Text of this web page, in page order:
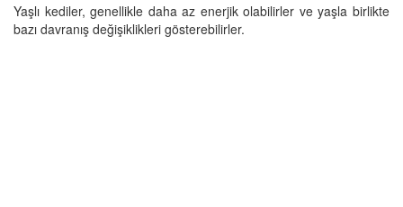
Yaşlı kediler, genellikle daha az enerjik olabilirler ve yaşla birlikte
bazı davranış değişiklikleri gösterebilirler.